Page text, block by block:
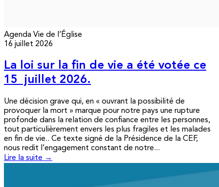
Agenda Vie de l’Église
16 juillet 2026
La loi sur la fin de vie a été votée ce
15 juillet 2026.
Une décision grave qui, en « ouvrant la possibilité de
provoquer la mort » marque pour notre pays une rupture
profonde dans la relation de confiance entre les personnes,
tout particulièrement envers les plus fragiles et les malades
en fin de vie.. Ce texte signé de la Présidence de la CEF,
nous redit l’engagement constant de notre...
Lire la suite →